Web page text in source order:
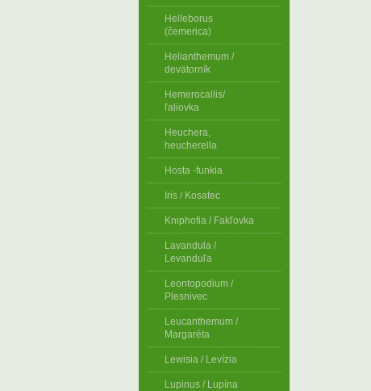
Helleborus
(čemerica)
Helianthemum /
devätorník
Hemerocallis/
ľaliovka
Heuchera,
heucherella
Hosta -funkia
Iris / Kosatec
Kniphofia / Fakľovka
Lavandula /
Levanduľa
Leontopodium /
Plesnivec
Leucanthemum /
Margaréta
Lewisia / Levízia
Lupinus / Lupína